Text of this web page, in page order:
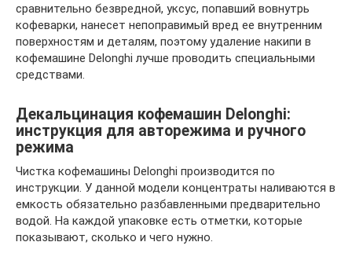
сравнительно безвредной, уксус, попавший вовнутрь
кофеварки, нанесет непоправимый вред ее внутренним
поверхностям и деталям, поэтому удаление накипи в
кофемашине Delonghi лучше проводить специальными
средствами.
Декальцинация кофемашин Delonghi:
инструкция для авторежима и ручного
режима
Чистка кофемашины Delonghi производится по
инструкции. У данной модели концентраты наливаются в
емкость обязательно разбавленными предварительно
водой. На каждой упаковке есть отметки, которые
показывают, сколько и чего нужно.